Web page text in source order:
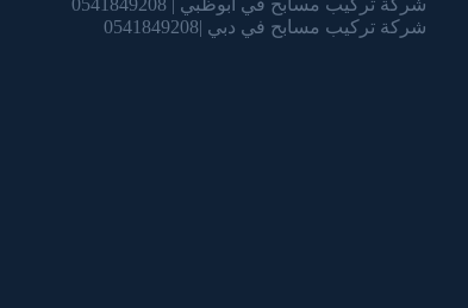
شركة تركيب مسابح في ابوظبي | 0541849208
شركة تركيب مسابح في دبي |0541849208